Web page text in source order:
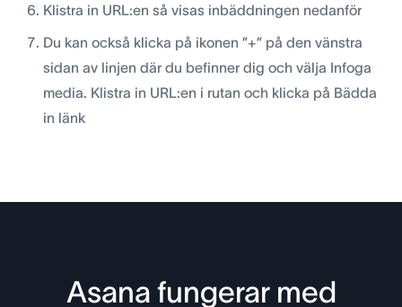
Klistra in URL:en så visas inbäddningen nedanför
Du kan också klicka på ikonen ”+” på den vänstra
sidan av linjen där du befinner dig och välja Infoga
media. Klistra in URL:en i rutan och klicka på Bädda
in länk
Asana fungerar med